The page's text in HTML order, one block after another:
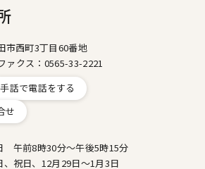
西町3丁目60番地
クス：0565-33-2221
手話で電話をする
せ
午前8時30分～午後5時15分
祝日、12月29日～1月3日